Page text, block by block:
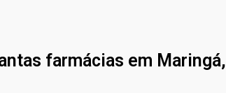
farmácias em Maringá,